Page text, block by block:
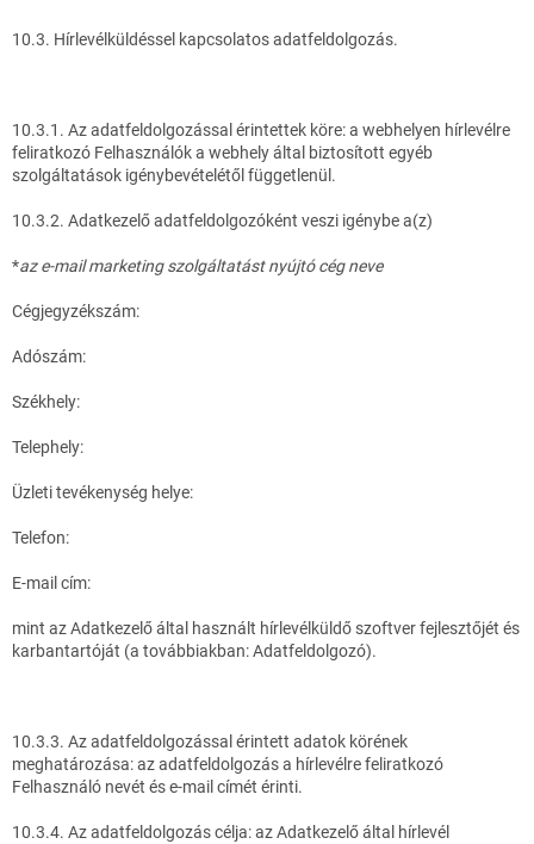
10.3. Hírlevélküldéssel kapcsolatos adatfeldolgozás.
10.3.1. Az adatfeldolgozással érintettek köre: a webhelyen hírlevélre
feliratkozó Felhasználók a webhely által biztosított egyéb
szolgáltatások igénybevételétől függetlenül.
10.3.2. Adatkezelő adatfeldolgozóként veszi igénybe a(z)
*az e-mail marketing szolgáltatást nyújtó cég neve
Cégjegyzékszám:
Adószám:
Székhely:
Telephely:
Üzleti tevékenység helye:
Telefon:
E-mail cím:
mint az Adatkezelő által használt hírlevélküldő szoftver fejlesztőjét és
karbantartóját (a továbbiakban: Adatfeldolgozó).
10.3.3. Az adatfeldolgozással érintett adatok körének
meghatározása: az adatfeldolgozás a hírlevélre feliratkozó
Felhasználó nevét és e-mail címét érinti.
10.3.4. Az adatfeldolgozás célja: az Adatkezelő által hírlevél